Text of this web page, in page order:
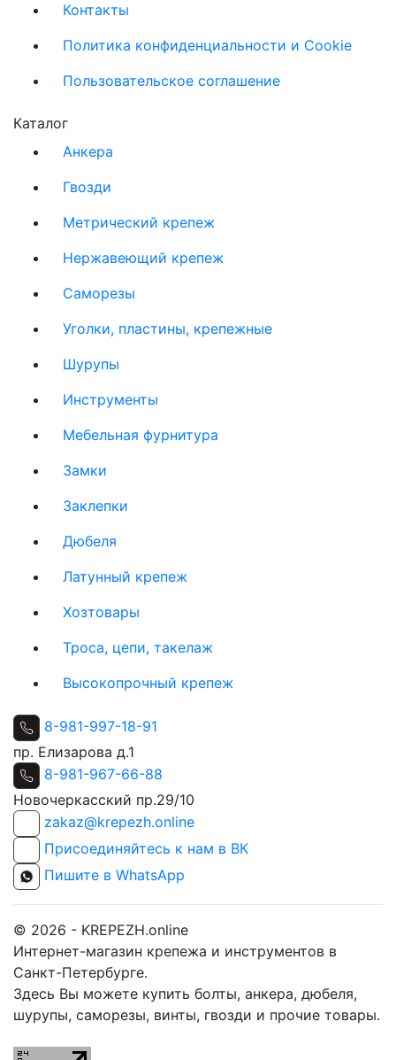
Контакты
Политика конфиденциальности и Cookie
Пользовательское соглашение
Каталог
Анкера
Гвозди
Метрический крепеж
Нержавеющий крепеж
Саморезы
Уголки, пластины, крепежные
Шурупы
Инструменты
Мебельная фурнитура
Замки
Заклепки
Дюбеля
Латунный крепеж
Хозтовары
Троса, цепи, такелаж
Высокопрочный крепеж
8-981-997-18-91
пр. Елизарова д.1
8-981-967-66-88
Новочеркасский пр.29/10
zakaz@krepezh.online
Присоединяйтесь к нам в ВК
Пишите в WhatsApp
© 2026 - KREPEZH.online
Интернет-магазин крепежа и инструментов в
Санкт-Петербурге.
Здесь Вы можете купить болты, анкера, дюбеля,
шурупы, саморезы, винты, гвозди и прочие товары.